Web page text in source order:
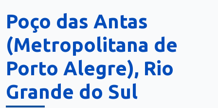
Poço das Antas
(Metropolitana de
Porto Alegre), Rio
Grande do Sul